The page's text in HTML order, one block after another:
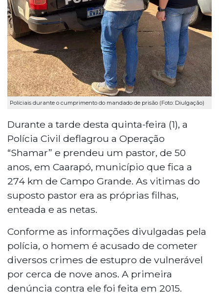
Políciais durante o cumprimento do mandado de prisão (Foto: Diulgação)
Durante a tarde desta quinta-feira (1), a
Polícia Civil deflagrou a Operação
“Shamar” e prendeu um pastor, de 50
anos, em Caarapó, município que fica a
274 km de Campo Grande. As vitimas do
suposto pastor era as próprias filhas,
enteada e as netas.
Conforme as informações divulgadas pela
polícia, o homem é acusado de cometer
diversos crimes de estupro de vulnerável
por cerca de nove anos. A primeira
denúncia contra ele foi feita em 2015.